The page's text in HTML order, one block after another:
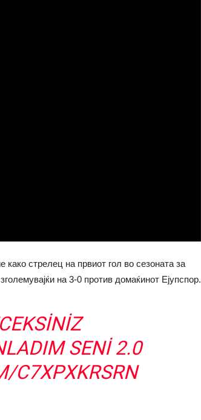
како стрелец на првиот гол во сезоната за
на 3-0 против домаќинот Ејупспор.
SENI 2.0
C7XPXKRSRN